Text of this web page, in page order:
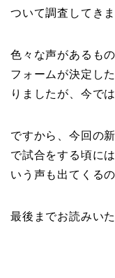
ついて調査してきま
色々な声があるも
フォームが決定し
りましたが、今で
ですから、今回の
で試合をする頃に
いう声も出てくる
最後までお読みい